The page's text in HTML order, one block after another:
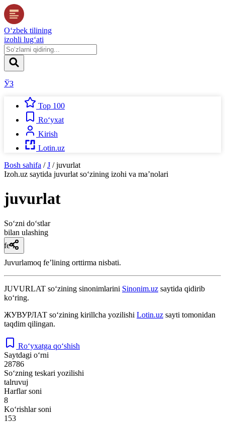
O‘zbek tilining
izohli lug‘ati
ЎЗ
Top 100
Ro‘yxat
Kirish
Lotin.uz
Bosh sahifa / J / juvurlat
Izoh.uz saytida juvurlat so‘zining izohi va ma’nolari
juvurlat
So‘zni do‘stlar
bilan ulashing
fe’l
Juvurlamoq feʼlining orttirma nisbati.
JUVURLAT so‘zining sinonimlarini Sinonim.uz saytida qidirib
ko‘ring.
ЖУВУРЛАТ so‘zining kirillcha yozilishi Lotin.uz sayti tomonidan
taqdim qilingan.
Ro‘yxatga qo‘shish
Saytdagi o‘rni
28786
So‘zning teskari yozilishi
talruvuj
Harflar soni
8
Ko‘rishlar soni
153